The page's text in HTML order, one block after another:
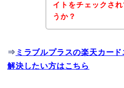
イトをチェックさ
うか？
⇒ ミラブルプラスの楽天カー
解決したい方はこちら